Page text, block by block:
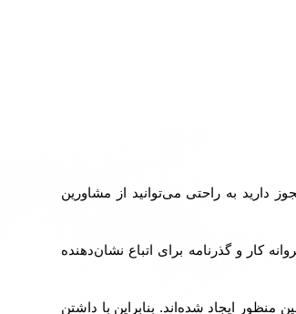
دارید به راحتی می‌توانید از مشاورین
کار و گذرنامه برای اتباع نشان‌دهنده
ایجاد شده‌اند. بنابراین با داشتن